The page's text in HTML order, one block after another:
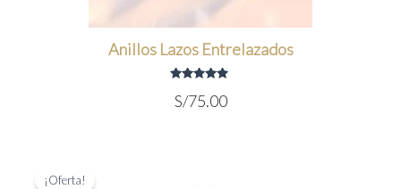
Anillos Lazos Entrelazados
con
5.00
S/75.00
¡Oferta!